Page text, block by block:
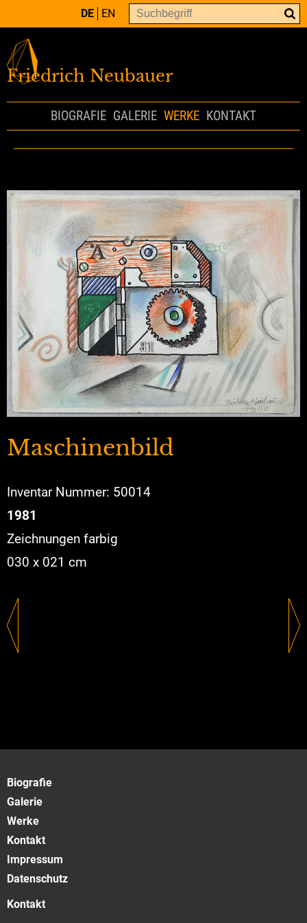
DE EN
Friedrich Neubauer
BIOGRAFIE GALERIE WERKE KONTAKT
Maschinenbild
Inventar Nummer: 50014
1981
Zeichnungen farbig
030 x 021 cm
Biografie
Galerie
Werke
Kontakt
Impressum
Datenschutz
Kontakt